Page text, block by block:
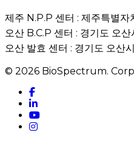
제주 N.P.P 센터 : 제주특별
오산 B.C.P 센터 : 경기도 오
오산 발효 센터 : 경기도 오산
© 2026 BioSpectrum.
facebook
linkedin
youtube
instagram